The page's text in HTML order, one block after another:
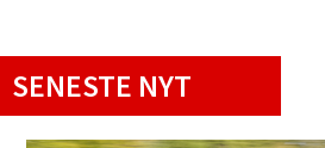
SENESTE NYT